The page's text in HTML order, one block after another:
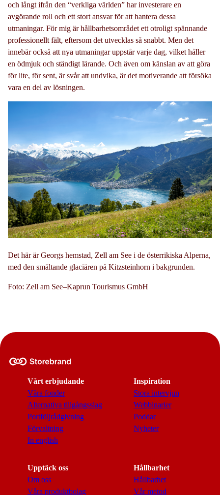
och långt ifrån den “verkliga världen” har investerare en
avgörande roll och ett stort ansvar för att hantera dessa
utmaningar. För mig är hållbarhetsområdet ett otroligt spännande
professionellt fält, eftersom det utvecklas så snabbt. Men det
innebär också att nya utmaningar uppstår varje dag, vilket håller
en ödmjuk och ständigt lärande. Och även om känslan av att göra
för lite, för sent, är svår att undvika, är det motiverande att försöka
vara en del av lösningen.
Det här är Georgs hemstad, Zell am See i de österrikiska Alperna,
med den smältande glaciären på Kitzsteinhorn i bakgrunden.
Foto: Zell am See–Kaprun Tourismus GmbH
Vårt erbjudande
Våra fonder
Alternativa tillgångsslag
Portföljrådgivning
Förvaltning
In english
Inspiration
Stora intervjun
Webbinarier
Poddar
Nyheter
Upptäck oss
Om oss
Våra produktbolag
Hållbarhet
Hållbarhet
Vår metod